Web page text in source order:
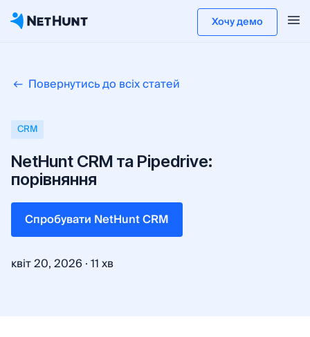
Хочу демо
Повернутись до всіх статей
CRM
NetHunt CRM та Pipedrive:
порівняння
Cпробувати NetHunt CRM
квіт 20, 2026 ·11 хв